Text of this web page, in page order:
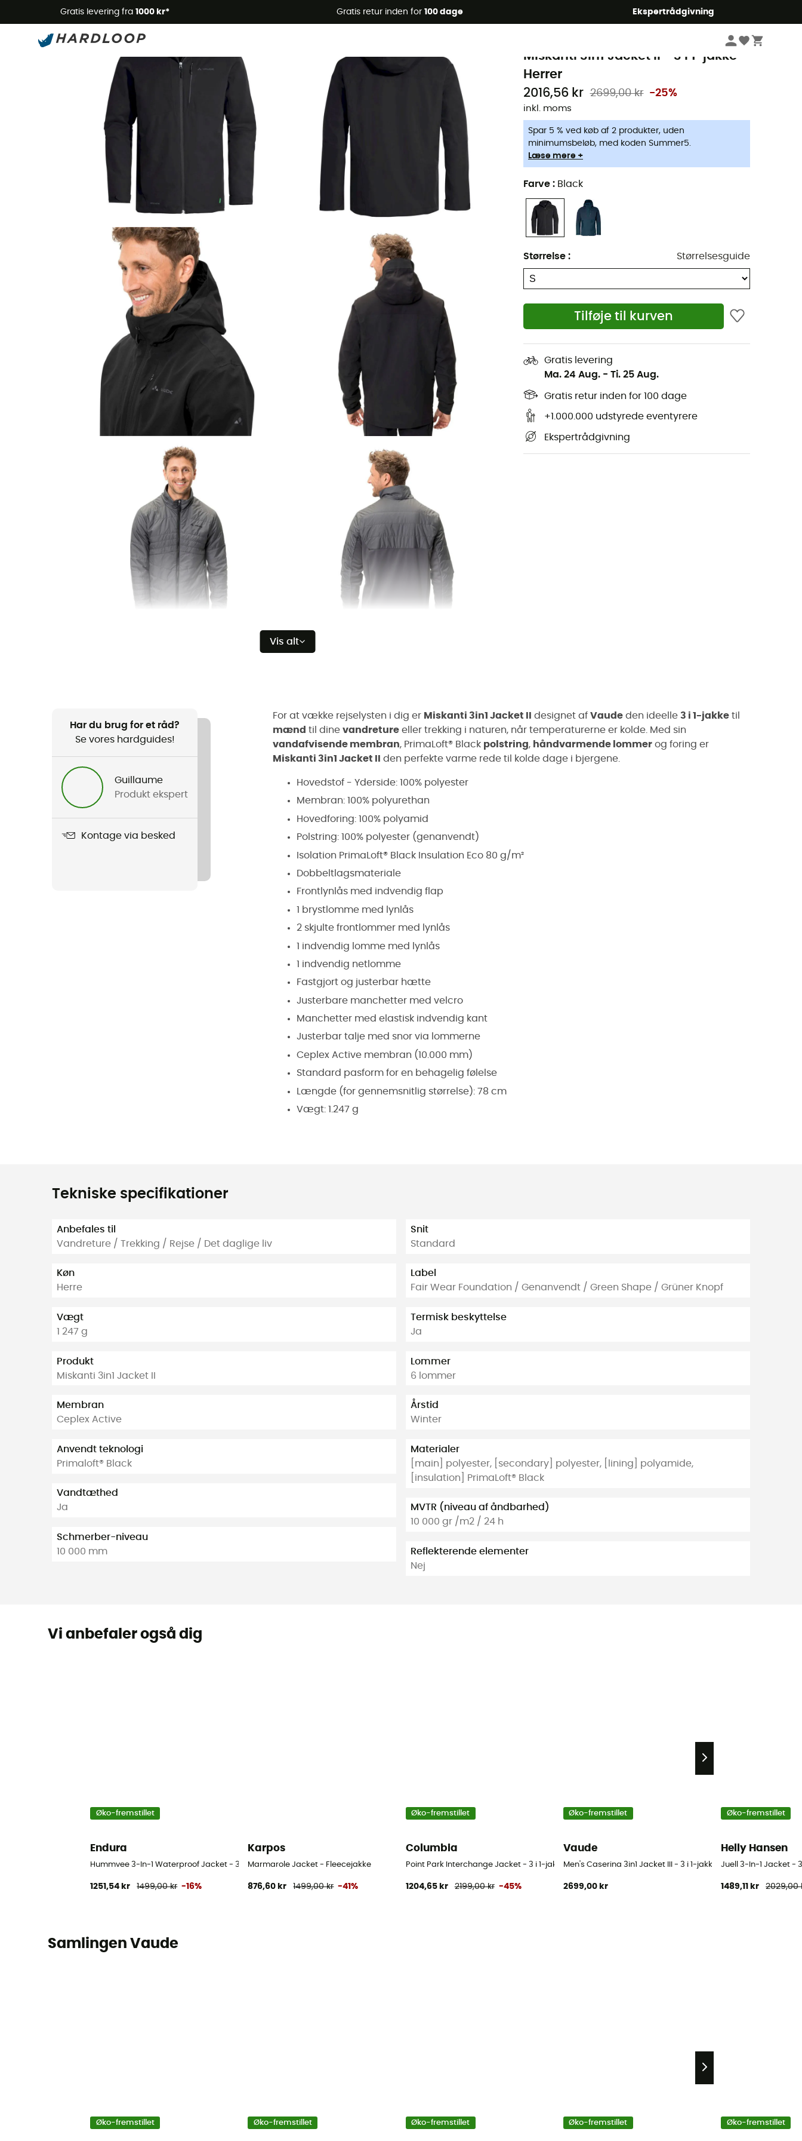
Gratis levering fra 1000 kr* Gratis retur inden for 100 dage Ekspertrådgivning
-5% Extra - Kode Summer5
Vis alt
3 i 1-jakker herrer
Miskanti 3in1 Jacket II - 3 i 1-jakke
Herrer
2016,56 kr 2699,00 kr -25%
inkl. moms
Spar 5 % ved køb af 2 produkter, uden
minimumsbeløb, med koden Summer5.
Læse mere +
Farve : Black
Størrelse : Størrelsesguide
Tilføje til kurven
Gratis levering
Ma. 24 Aug. - Ti. 25 Aug.
Gratis retur inden for 100 dage
+1.000.000 udstyrede eventyrere
Ekspertrådgivning
Har du brug for et råd?
Se vores hardguides!
Guillaume
Produkt ekspert
Kontage via besked
For at vække rejselysten i dig er Miskanti 3in1 Jacket II designet af Vaude den ideelle 3 i 1-jakke til
mænd til dine vandreture eller trekking i naturen, når temperaturerne er kolde. Med sin
vandafvisende membran, PrimaLoft® Black polstring, håndvarmende lommer og foring er
Miskanti 3in1 Jacket II
den perfekte varme rede til kolde dage i bjergene.
Hovedstof - Yderside: 100% polyester
Membran: 100% polyurethan
Hovedforing: 100% polyamid
Polstring: 100% polyester (genanvendt)
Isolation PrimaLoft® Black Insulation Eco 80 g/m²
Dobbeltlagsmateriale
Frontlynlås med indvendig flap
1 brystlomme med lynlås
2 skjulte frontlommer med lynlås
1 indvendig lomme med lynlås
1 indvendig netlomme
Fastgjort og justerbar hætte
Justerbare manchetter med velcro
Manchetter med elastisk indvendig kant
Justerbar talje med snor via lommerne
Ceplex Active membran (10.000 mm)
Standard pasform for en behagelig følelse
Længde (for gennemsnitlig størrelse): 78 cm
Vægt: 1.247 g
Tekniske specifikationer
Anbefales til
Vandreture / Trekking / Rejse / Det daglige liv
Køn
Herre
Vægt
1 247 g
Produkt
Miskanti 3in1 Jacket II
Membran
Ceplex Active
Anvendt teknologi
Primaloft® Black
Vandtæthed
Ja
Schmerber-niveau
10 000 mm
Snit
Standard
Label
Fair Wear Foundation / Genanvendt / Green Shape / Grüner Knopf
Termisk beskyttelse
Ja
Lommer
6 lommer
Årstid
Winter
Materialer
[main] polyester, [secondary] polyester, [lining] polyamide,
[insulation] PrimaLoft® Black
MVTR (niveau af åndbarhed)
10 000 gr /m2 / 24 h
Reflekterende elementer
Nej
Vi anbefaler også dig
Øko-fremstillet
Endura
Hummvee 3-In-1 Waterproof Jacket - 3 i 1-jakke - Herrer
1251,54 kr 1499,00 kr -16%
Karpos
Marmarole Jacket - Fleecejakke
876,60 kr 1499,00 kr -41%
Øko-fremstillet
Columbia
Point Park Interchange Jacket - 3 i 1-jakke - Herrer
1204,65 kr 2199,00 kr -45%
Øko-fremstillet
Vaude
Men's Caserina 3in1 Jacket III - 3 i 1-jakke - Herrer
2699,00 kr
Øko-fremstillet
Helly Hansen
Juell 3-In-1 Jacket -
1489,11 kr 2029,00
Samlingen Vaude
Øko-fremstillet Øko-fremstillet Øko-fremstillet Øko-fremstillet Øko-fremstillet